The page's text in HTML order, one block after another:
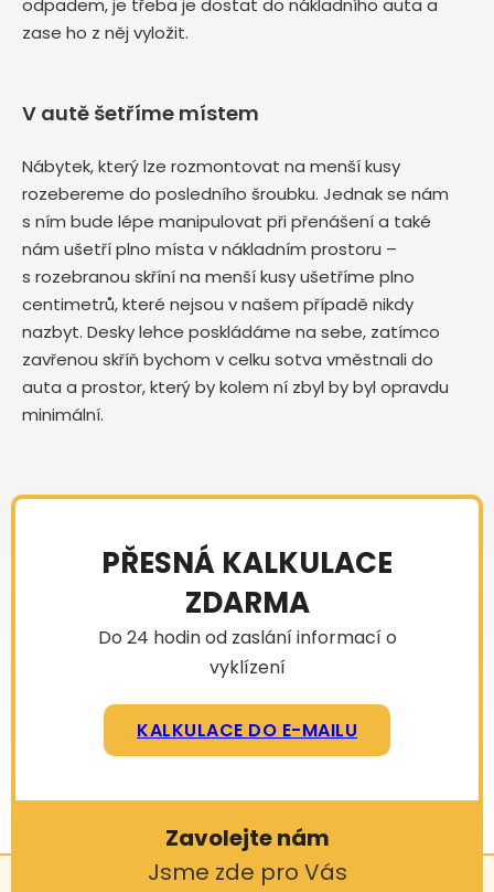
odpadem, je třeba je dostat do nákladního auta a
zase ho z něj vyložit.
V autě šetříme místem
Nábytek, který lze rozmontovat na menší kusy
rozebereme do posledního šroubku. Jednak se nám
s ním bude lépe manipulovat při přenášení a také
nám ušetří plno místa v nákladním prostoru –
s rozebranou skříní na menší kusy ušetříme plno
centimetrů, které nejsou v našem případě nikdy
nazbyt. Desky lehce poskládáme na sebe, zatímco
zavřenou skříň bychom v celku sotva vměstnali do
auta a prostor, který by kolem ní zbyl by byl opravdu
minimální.
PŘESNÁ KALKULACE
ZDARMA
Do 24 hodin od zaslání informací o
vyklízení
KALKULACE DO E-MAILU
Zavolejte nám
Jsme zde pro Vás